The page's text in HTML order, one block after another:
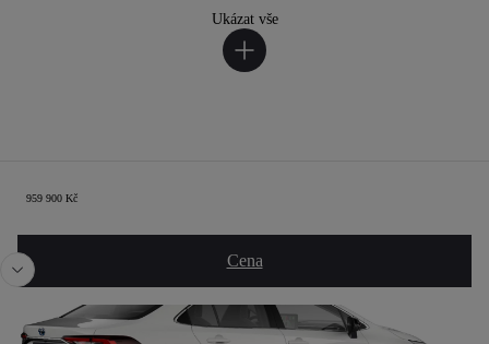
Ukázat vše
959 900 Kč
Cena
Shrnutí
Předchozí Další